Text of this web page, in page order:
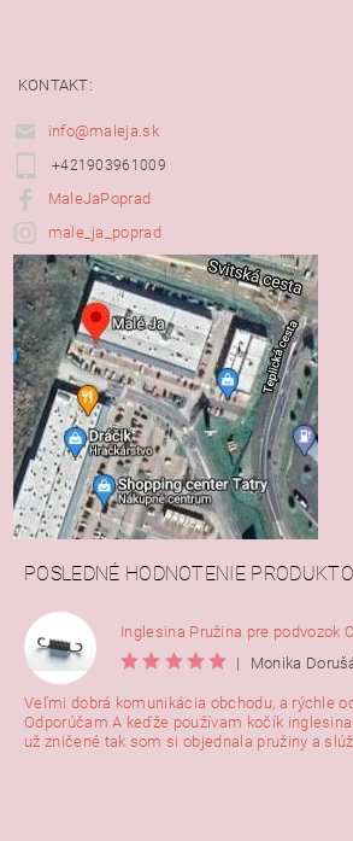
KONTAKT:
info@maleja.sk
+421903961009
MaleJaPoprad
male_ja_poprad
POSLEDNÉ HODNOTENIE
Inglesina Pružina pre podvozok
|
Monika
Veľmi dobrá komunikácia obchodu, a rýchle
Odporúčam A keďže používam kočík
už zničené tak som si objednala pružiny a